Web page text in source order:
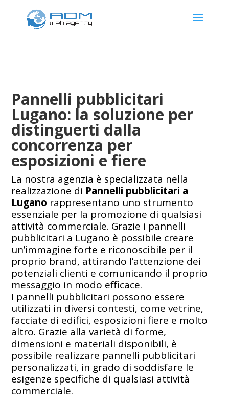
Pannelli pubblicitari
Lugano: la soluzione per
distinguerti dalla
concorrenza per
esposizioni e fiere
La nostra agenzia è specializzata nella
realizzazione di Pannelli pubblicitari a
Lugano rappresentano uno strumento
essenziale per la promozione di qualsiasi
attività commerciale. Grazie i pannelli
pubblicitari a Lugano è possibile creare
un’immagine forte e riconoscibile per il
proprio brand, attirando l’attenzione dei
potenziali clienti e comunicando il proprio
messaggio in modo efficace.
I pannelli pubblicitari possono essere
utilizzati in diversi contesti, come vetrine,
facciate di edifici, esposizioni fiere e molto
altro. Grazie alla varietà di forme,
dimensioni e materiali disponibili, è
possibile realizzare pannelli pubblicitari
personalizzati, in grado di soddisfare le
esigenze specifiche di qualsiasi attività
commerciale.